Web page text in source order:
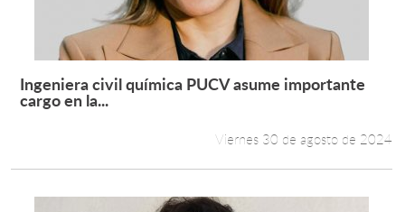
Leer más +
Ingeniera civil química PUCV asume importante
cargo en la...
Viernes 30 de agosto de 2024